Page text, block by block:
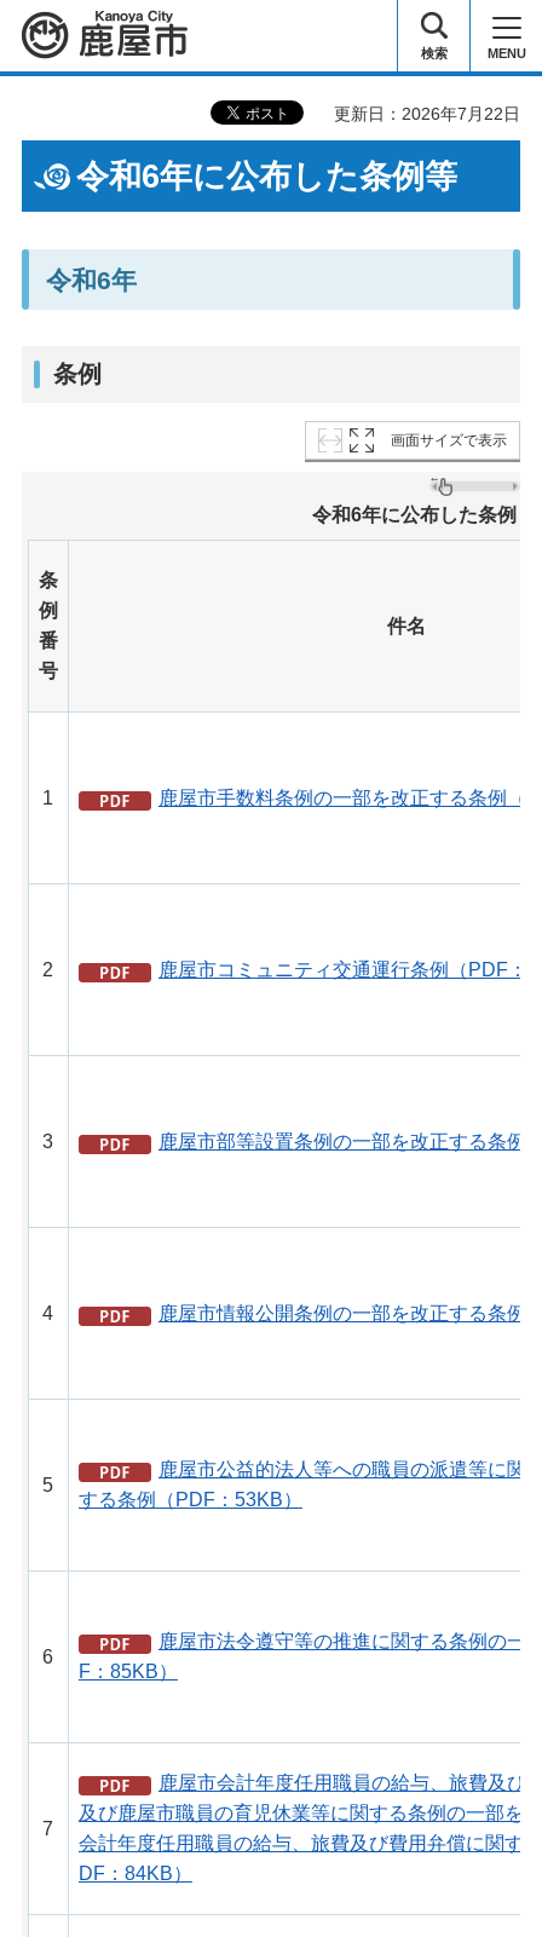
鹿屋市 検索 MENU
更新日：2026年7月22日
令和6年に公布した条例等
令和6年
条例
画面サイズで表示
令和6年に公布した条例
条
例
番
号
件名
1 鹿屋市手数料条例の一部を改正する条例（
2 鹿屋市コミュニティ交通運行条例（PDF：
3 鹿屋市部等設置条例の一部を改正する条例
4 鹿屋市情報公開条例の一部を改正する条例
5
鹿屋市公益的法人等への職員の派遣等に関
する条例（PDF：53KB）
6
鹿屋市法令遵守等の推進に関する条例の一
F：85KB）
7
鹿屋市会計年度任用職員の給与、旅費及び
及び鹿屋市職員の育児休業等に関する条例の一部を
会計年度任用職員の給与、旅費及び費用弁償に関す
DF：84KB）